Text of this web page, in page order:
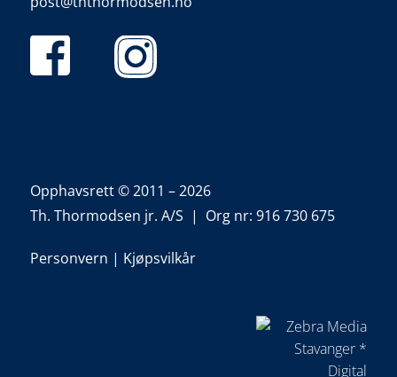
Opphavsrett © 2011 – 2026
Th. Thormodsen jr. A/S | Org nr: 916 730 675
Personvern | Kjøpsvilkår